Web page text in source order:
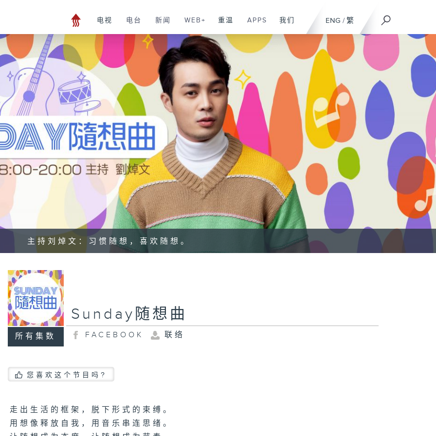
ENG / 繁
电视 电台 新闻 WEB+ 重温 APPS 我们
主持刘焯文：习惯随想，喜欢随想。
所有集数
Sunday随想曲
FACEBOOK 联络
您喜欢这个节目吗?
走出生活的框架，脱下形式的束缚。
用想像释放自我，用音乐串连思绪。